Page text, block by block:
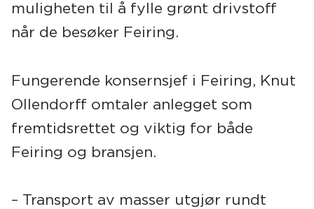
muligheten til å fylle grønt drivstoff
når de besøker Feiring.
Fungerende konsernsjef i Feiring, Knut
Ollendorff omtaler anlegget som
fremtidsrettet og viktig for både
Feiring og bransjen.
– Transport av masser utgjør rundt